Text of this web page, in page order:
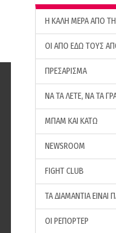
H ΚΑΛΗ ΜΕΡΑ ΑΠΟ
ΟΙ ΑΠΟ ΕΔΩ ΤΟΥΣ
ΠΡΕΣΑΡΙΣΜΑ
ΝΑ ΤΑ ΛΕΤΕ, ΝΑ ΤΑ
ΜΠΑΜ ΚΑΙ ΚΑΤΩ
NEWSROOM
FIGHT CLUB
ΤΑ ΔΙΑΜΑΝΤΙΑ ΕΙΝΑΙ
ΟΙ ΡΕΠΟΡΤΕΡ